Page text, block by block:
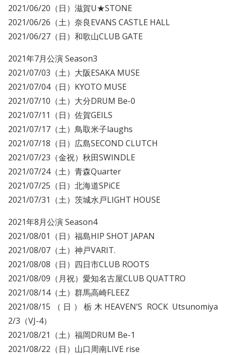
2021/06/20（日）滋賀U★STONE
2021/06/26（土）奈良EVANS CASTLE HALL
2021/06/27（日）和歌山CLUB GATE
2021年7月公演 Season3
2021/07/03（土）大阪ESAKA MUSE
2021/07/04（日）KYOTO MUSE
2021/07/10（土）大分DRUM Be-0
2021/07/11（日）佐賀GEILS
2021/07/17（土）鳥取米子laughs
2021/07/18（日）広島SECOND CLUTCH
2021/07/23（金祝）秋田SWINDLE
2021/07/24（土）青森Quarter
2021/07/25（日）北海道SPiCE
2021/07/31（土）茨城水戸LIGHT HOUSE
2021年8月公演 Season4
2021/08/01（日）福島HIP SHOT JAPAN
2021/08/07（土）神戸VARIT.
2021/08/08（日）四日市CLUB ROOTS
2021/08/09（月祝）愛知名古屋CLUB QUATTRO
2021/08/14（土）群馬高崎FLEEZ
2021/08/15（日）栃木HEAVEN’S ROCK Utsunomiya
2/3（VJ-4）
2021/08/21（土）福岡DRUM Be-1
2021/08/22（日）山口周南LIVE rise